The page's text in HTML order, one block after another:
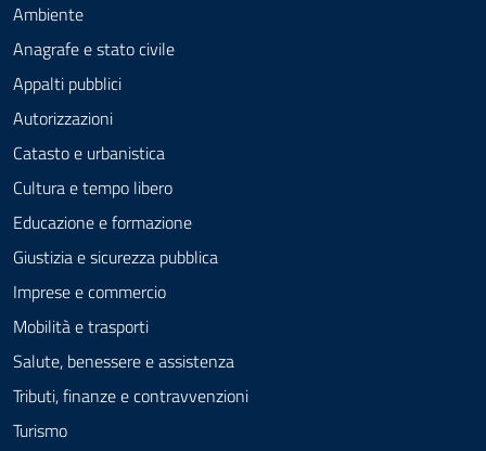
Ambiente
Anagrafe e stato civile
Appalti pubblici
Autorizzazioni
Catasto e urbanistica
Cultura e tempo libero
Educazione e formazione
Giustizia e sicurezza pubblica
Imprese e commercio
Mobilità e trasporti
Salute, benessere e assistenza
Tributi, finanze e contravvenzioni
Turismo